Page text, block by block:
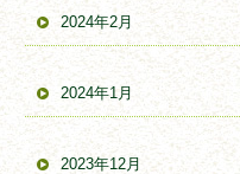
2024年2月
2024年1月
2023年12月